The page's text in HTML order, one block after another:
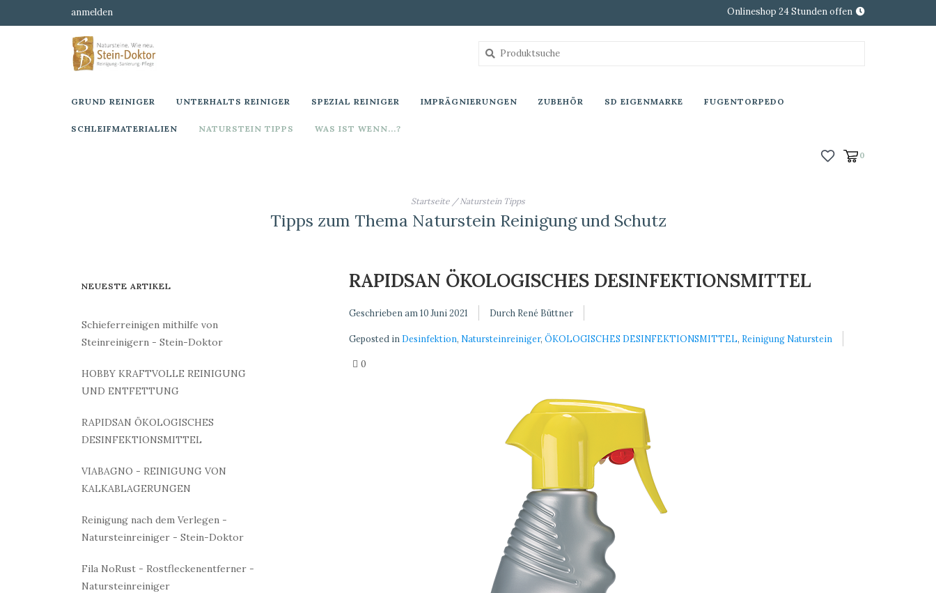
anmelden Onlineshop 24 Stunden offen
GRUND REINIGER UNTERHALTS REINIGER SPEZIAL REINIGER IMPRÄGNIERUNGEN ZUBEHÖR SD EIGENMARKE FUGENTORPEDO
SCHLEIFMATERIALIEN NATURSTEIN TIPPS WAS IST WENN...?
0
Startseite /Naturstein Tipps
Tipps zum Thema Naturstein Reinigung und Schutz
RAPIDSAN ÖKOLOGISCHES DESINFEKTIONSMITTEL
Geschrieben am 10 Juni 2021 Durch René Büttner
Geposted in Desinfektion, Natursteinreiniger, ÖKOLOGISCHES DESINFEKTIONSMITTEL, Reinigung Naturstein
0
NEUESTE ARTIKEL
Schieferreinigen mithilfe von
Steinreinigern - Stein-Doktor
HOBBY KRAFTVOLLE REINIGUNG
UND ENTFETTUNG
RAPIDSAN ÖKOLOGISCHES
DESINFEKTIONSMITTEL
VIABAGNO - REINIGUNG VON
KALKABLAGERUNGEN
Reinigung nach dem Verlegen -
Natursteinreiniger - Stein-Doktor
Fila NoRust - Rostfleckenentferner -
Natursteinreiniger